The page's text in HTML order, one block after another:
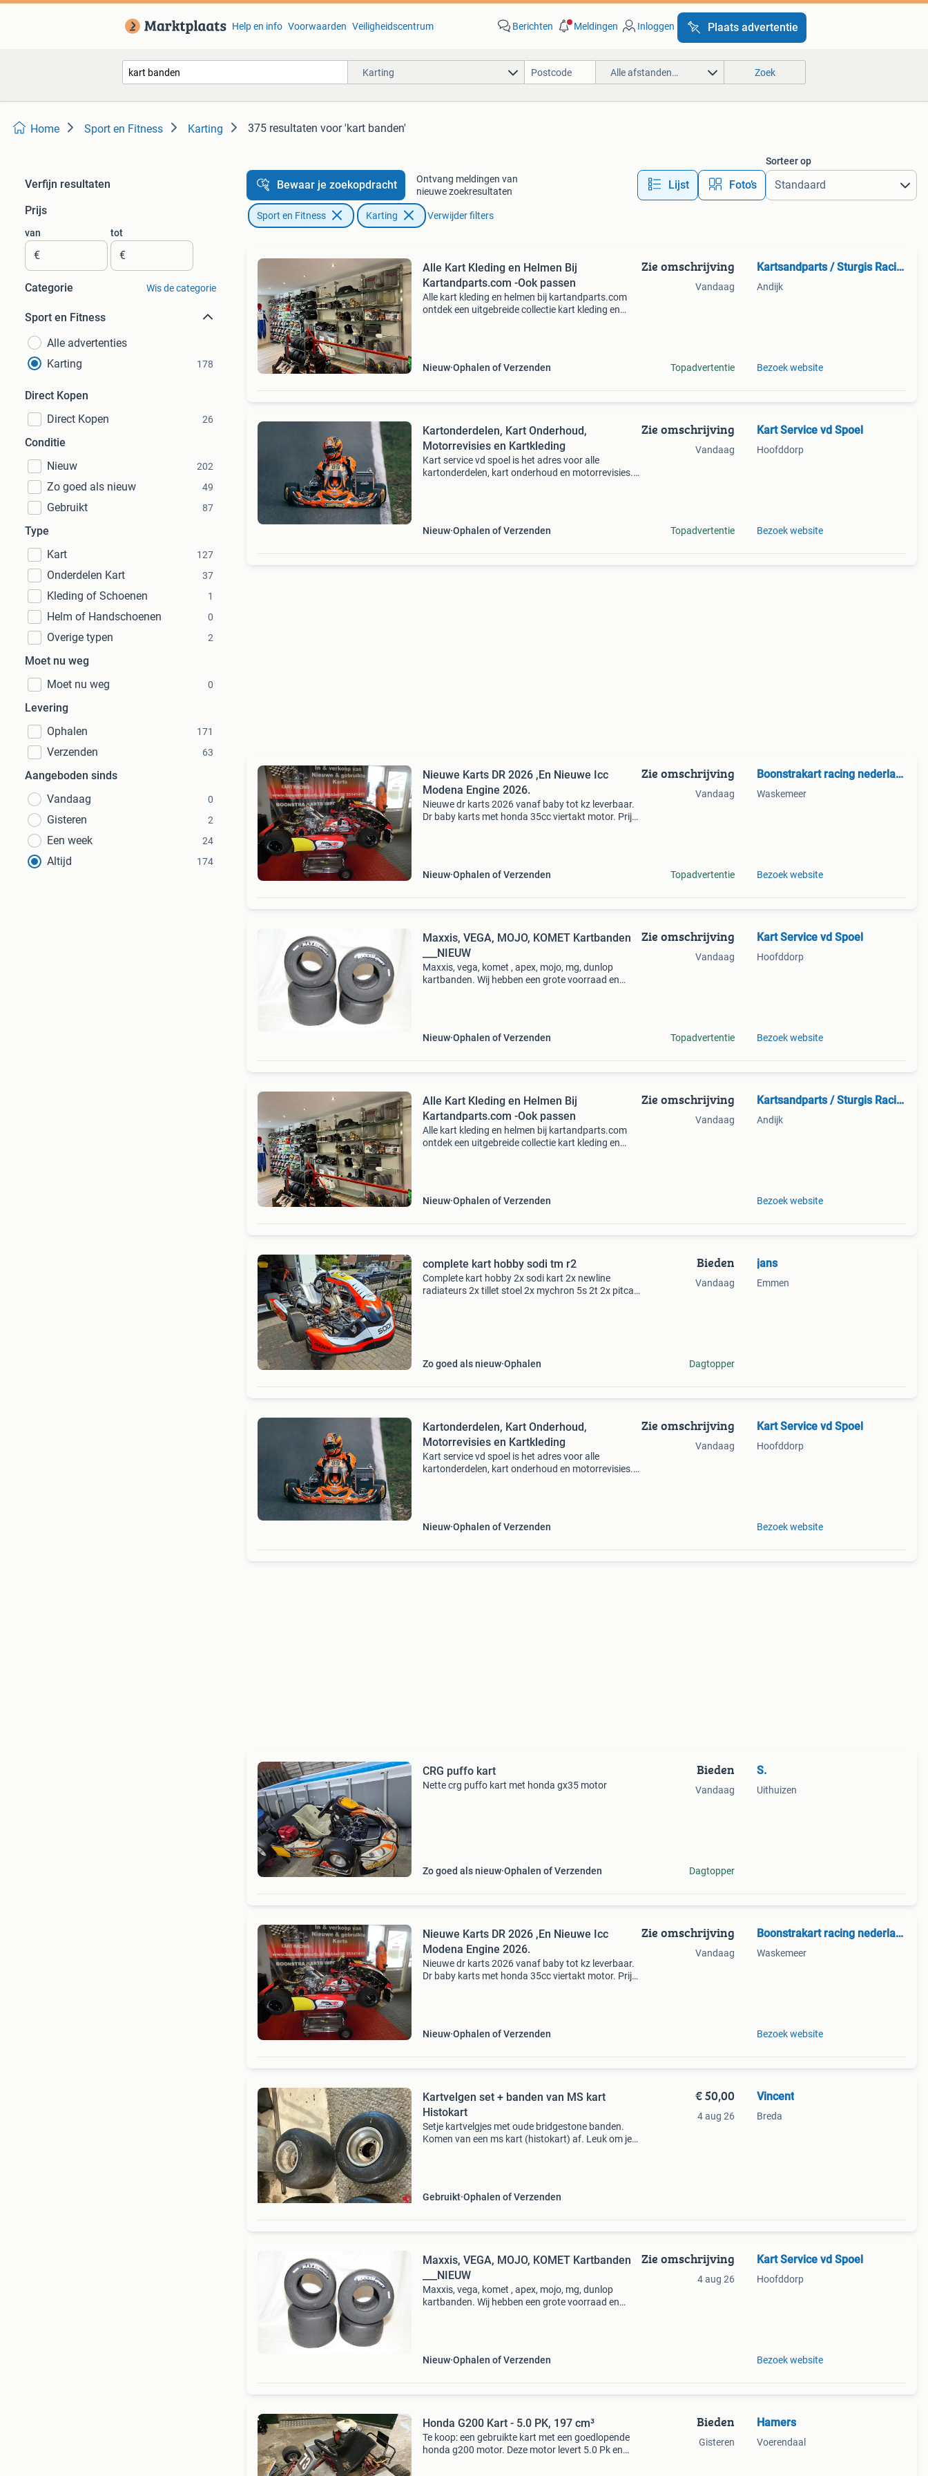
Help en info Voorwaarden Veiligheidscentrum Berichten Meldingen Inloggen Plaats advertentie
Karting Alle afstanden… Zoek
Home Sport en Fitness Karting 375 resultaten voor 'kart banden'
Verfijn resultaten
Prijs
van
€
tot
€
Categorie Wis de categorie
Sport en Fitness
Alle advertenties
Karting
178
Direct Kopen
Direct Kopen
26
Conditie
Nieuw
202
Zo goed als nieuw 49
Gebruikt 87
Type
Kart
127
Onderdelen Kart 37
Kleding of Schoenen 1
Helm of Handschoenen 0
Overige typen 2
Moet nu weg
Moet nu weg
0
Levering
Ophalen
171
Verzenden 63
Aangeboden sinds
Vandaag
0
Gisteren 2
Een week 24
Altijd 174
Bewaar je zoekopdracht
Ontvang meldingen van
nieuwe zoekresultaten
Lijst Foto’s
Sorteer op
Sport en Fitness Karting Verwijder filters
Alle Kart Kleding en Helmen Bij
Kartandparts.com -Ook passen
Alle kart kleding en helmen bij kartandparts.com
ontdek een uitgebreide collectie kart kleding en
Nieuw Ophalen of Verzenden
Zie omschrijving
Vandaag
Topadvertentie
Kartsandparts / Sturgis Racing
Andijk
Bezoek website
Kartonderdelen, Kart Onderhoud,
Motorrevisies en Kartkleding
Kart service vd spoel is het adres voor alle
kartonderdelen, kart onderhoud en motorrevisies.
Nieuw Ophalen of Verzenden
Zie omschrijving
Vandaag
Topadvertentie
Kart Service vd Spoel
Hoofddorp
Bezoek website
Nieuwe Karts DR 2026 ,En Nieuwe Icc
Modena Engine 2026.
Nieuwe dr karts 2026 vanaf baby tot kz leverbaar.
Dr baby karts met honda 35cc viertakt motor. Prijs
Nieuw Ophalen of Verzenden
Zie omschrijving
Vandaag
Topadvertentie
Boonstrakart racing nederland.
Waskemeer
Bezoek website
Maxxis, VEGA, MOJO, KOMET Kartbanden
___NIEUW
Maxxis, vega, komet , apex, mojo, mg, dunlop
kartbanden. Wij hebben een grote voorraad en
Nieuw Ophalen of Verzenden
Zie omschrijving
Vandaag
Topadvertentie
Kart Service vd Spoel
Hoofddorp
Bezoek website
Alle Kart Kleding en Helmen Bij
Kartandparts.com -Ook passen
Alle kart kleding en helmen bij kartandparts.com
ontdek een uitgebreide collectie kart kleding en
Nieuw Ophalen of Verzenden
Zie omschrijving
Vandaag
Kartsandparts / Sturgis Racing
Andijk
Bezoek website
complete kart hobby sodi tm r2
Complete kart hobby 2x sodi kart 2x newline
radiateurs 2x tillet stoel 2x mychron 5s 2t 2x pitcar
Zo goed als nieuw Ophalen
Bieden
Vandaag
Dagtopper
jans
Emmen
Kartonderdelen, Kart Onderhoud,
Motorrevisies en Kartkleding
Kart service vd spoel is het adres voor alle
kartonderdelen, kart onderhoud en motorrevisies.
Nieuw Ophalen of Verzenden
Zie omschrijving
Vandaag
Kart Service vd Spoel
Hoofddorp
Bezoek website
CRG puffo kart
Nette crg puffo kart met honda gx35 motor
Zo goed als nieuw Ophalen of Verzenden
Bieden
Vandaag
Dagtopper
S.
Uithuizen
Nieuwe Karts DR 2026 ,En Nieuwe Icc
Modena Engine 2026.
Nieuwe dr karts 2026 vanaf baby tot kz leverbaar.
Dr baby karts met honda 35cc viertakt motor. Prijs
Nieuw Ophalen of Verzenden
Zie omschrijving
Vandaag
Boonstrakart racing nederland.
Waskemeer
Bezoek website
Kartvelgen set + banden van MS kart
Histokart
Setje kartvelgjes met oude bridgestone banden.
Komen van een ms kart (histokart) af. Leuk om je
Gebruikt Ophalen of Verzenden
€ 50,00
4 aug 26
Vincent
Breda
Maxxis, VEGA, MOJO, KOMET Kartbanden
___NIEUW
Maxxis, vega, komet , apex, mojo, mg, dunlop
kartbanden. Wij hebben een grote voorraad en
Nieuw Ophalen of Verzenden
Zie omschrijving
4 aug 26
Kart Service vd Spoel
Hoofddorp
Bezoek website
Honda G200 Kart - 5.0 PK, 197 cm³
Te koop: een gebruikte kart met een goedlopende
honda g200 motor. Deze motor levert 5.0 Pk en
Bieden
Gisteren
Hamers
Voerendaal